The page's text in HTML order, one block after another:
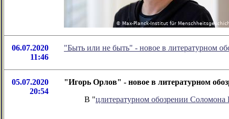
06.07.2020
11:46
"Быть или не быть" - новое в литературном
05.07.2020
20:54
"Игорь Орлов" - новое в литературном
В "цлитературном обозрении